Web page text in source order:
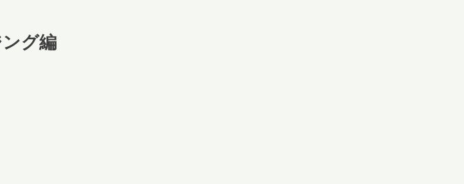
グ編